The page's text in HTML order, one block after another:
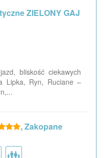
ZIELONY GAJ
bliskość ciekawych
Lipka, Ryn, Ruciane –
, Zakopane